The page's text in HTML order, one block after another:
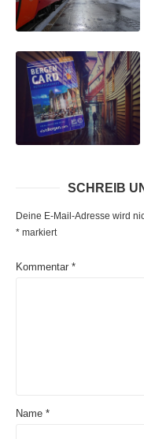
SCHREIB
Deine E-Mail-Adresse wird
* markiert
Kommentar *
Name *